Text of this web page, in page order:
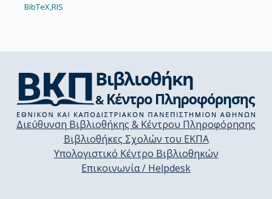
BibTeX,RIS
Διεύθυνση Βιβλιοθήκης & Κέντρου Πληροφόρησης
Βιβλιοθήκες Σχολών του ΕΚΠΑ
Υπολογιστικό Κέντρο Βιβλιοθηκών
Επικοινωνία / Helpdesk